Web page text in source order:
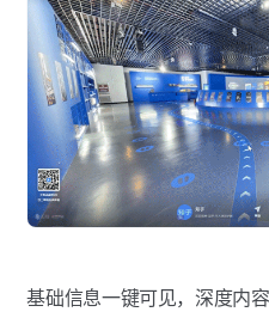
基础信息一键可见，深度内